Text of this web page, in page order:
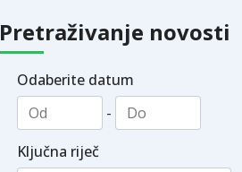
Pretraživanje novosti
Odaberite datum
-
Ključna riječ